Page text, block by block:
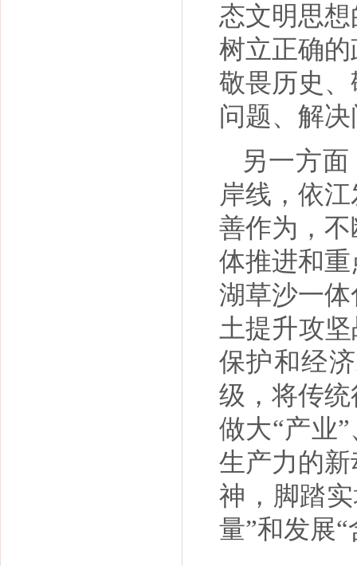
态文明思
树立正确
敬畏历史
问题、解
另一方
岸线，依
善作为，
体推进和
湖草沙一
土提升攻
保护和经
级，将传
做大“产业
生产力的
神，脚踏
量”和发展